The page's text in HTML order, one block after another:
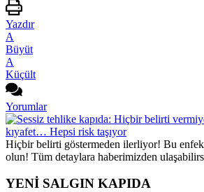
Yazdır
A
Büyüt
A
Küçült
Yorumlar
Hiçbir belirti göstermeden ilerliyor! Bu
olun! Tüm detaylara haberimizden
YENİ SALGIN KAPIDA